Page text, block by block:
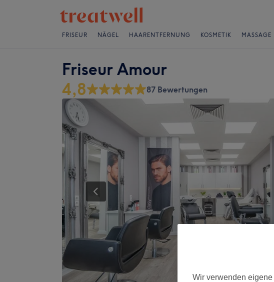
FRISEUR NÄGEL HAARENTFERNUNG KOSMETIK MASSAGE
Friseur Amour
4,8 87 Bewertungen
Wir verwenden